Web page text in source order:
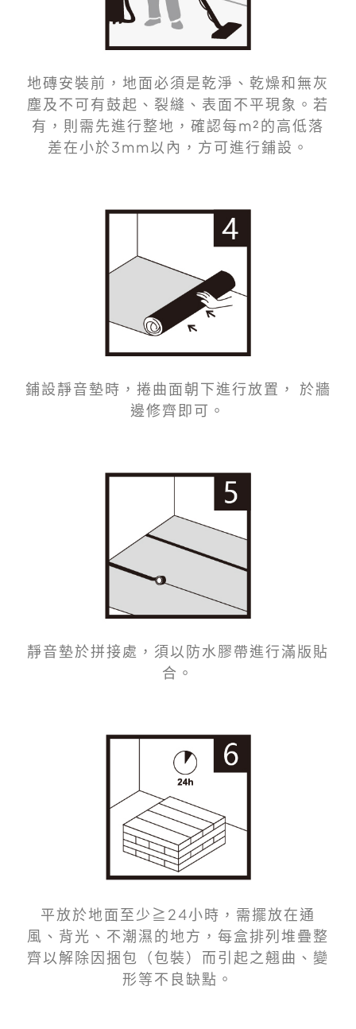
地磚安裝前，地面必須是乾淨、乾燥和無灰
塵及不可有鼓起、裂縫、表面不平現象。若
有，則需先進行整地，確認每m²的高低落
差在小於3mm以內，方可進行鋪設。
鋪設靜音墊時，捲曲面朝下進行放置， 於牆
邊修齊即可。
靜音墊於拼接處，須以防水膠帶進行滿版貼
合。
平放於地面至少≧24小時，需擺放在通
風、背光、不潮濕的地方，每盒排列堆疊整
齊以解除因捆包（包裝）而引起之翹曲、變
形等不良缺點。